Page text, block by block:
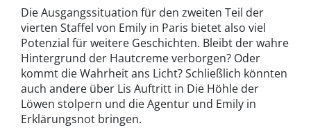
Die Ausgangssituation für den zweiten Teil der
vierten Staffel von Emily in Paris bietet also viel
Potenzial für weitere Geschichten. Bleibt der wahre
Hintergrund der Hautcreme verborgen? Oder
kommt die Wahrheit ans Licht? Schließlich könnten
auch andere über Lis Auftritt in Die Höhle der
Löwen stolpern und die Agentur und Emily in
Erklärungsnot bringen.